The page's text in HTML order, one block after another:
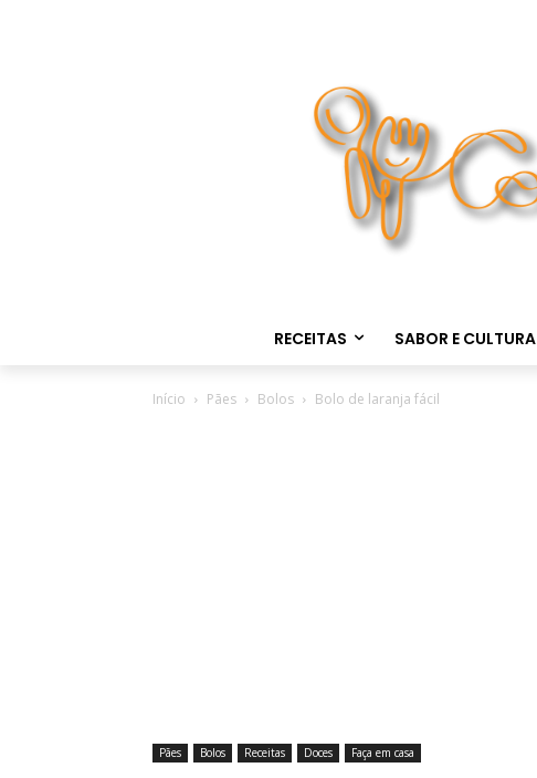
RECEITAS SABOR E CULTURA
Início Pães Bolos Bolo de laranja fácil
Pães Bolos Receitas Doces Faça em casa